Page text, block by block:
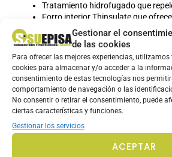
Gestionar el
de las cookies
Para ofrecer las mejores experiencias,
cookies para almacenar y/o acceder a la
consentimiento de estas tecnologías nos
comportamiento de navegación o las
No consentir o retirar el consentimiento, puede
ciertas características y funciones.
Gestionar los servicios
ACEPTAR
Tratamiento hidrofugado que
Forro interior Thinsulate que
temperaturas de -20ºC.
Bolsa individual neutra.
GUANTES DE TRABAJO
Cámaras frigoríficas.
Carretilleros.
Transporte y logística.
Mantenimiento en exterior.
Pistas de esquí.
Congeladoras.